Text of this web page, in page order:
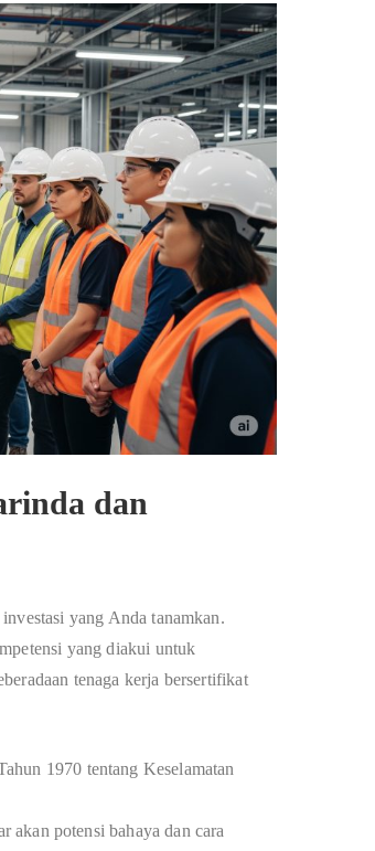
dan
yang Anda tanamkan.
yang diakui untuk
tenaga kerja bersertifikat
1970 tentang Keselamatan
akan potensi bahaya dan cara